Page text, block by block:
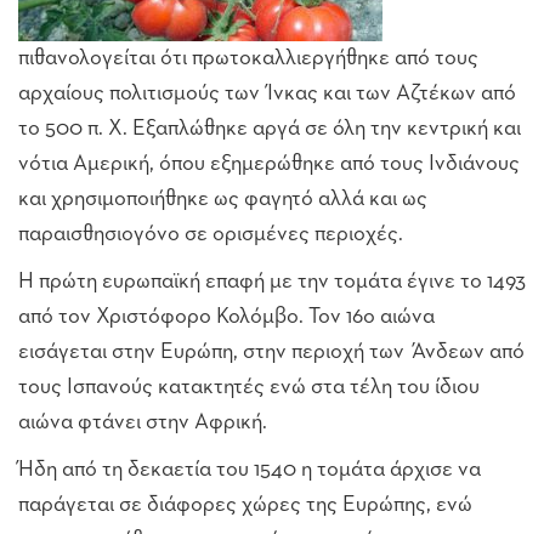
πιθανολογείται ότι πρωτοκαλλιεργήθηκε από τους
αρχαίους πολιτισμούς των Ίνκας και των Αζτέκων από
το 500 π. Χ. Εξαπλώθηκε αργά σε όλη την κεντρική και
νότια Αμερική, όπου εξημερώθηκε από τους Ινδιάνους
και χρησιμοποιήθηκε ως φαγητό αλλά και ως
παραισθησιογόνο σε ορισμένες περιοχές.
Η πρώτη ευρωπαϊκή επαφή με την τομάτα έγινε το 1493
από τον Χριστόφορο Κολόμβο. Τον 16ο αιώνα
εισάγεται στην Ευρώπη, στην περιοχή των Άνδεων από
τους Ισπανούς κατακτητές ενώ στα τέλη του ίδιου
αιώνα φτάνει στην Αφρική.
Ήδη από τη δεκαετία του 1540 η τομάτα άρχισε να
παράγεται σε διάφορες χώρες της Ευρώπης, ενώ